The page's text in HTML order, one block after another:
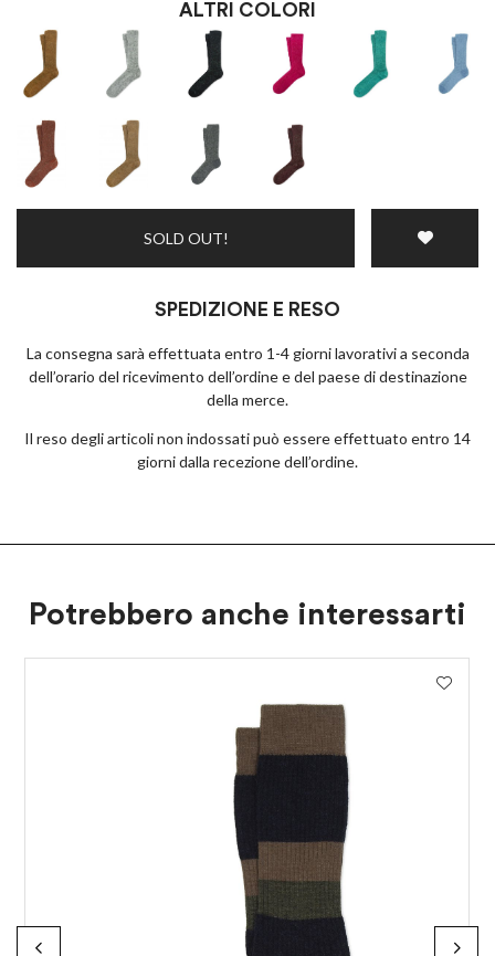
ALTRI COLORI
SOLD OUT!
SPEDIZIONE E RESO
La consegna sarà effettuata entro 1-4 giorni lavorativi a seconda
dell’orario del ricevimento dell’ordine e del paese di destinazione
della merce.
Il reso degli articoli non indossati può essere effettuato entro 14
giorni dalla recezione dell’ordine.
Potrebbero anche interessarti